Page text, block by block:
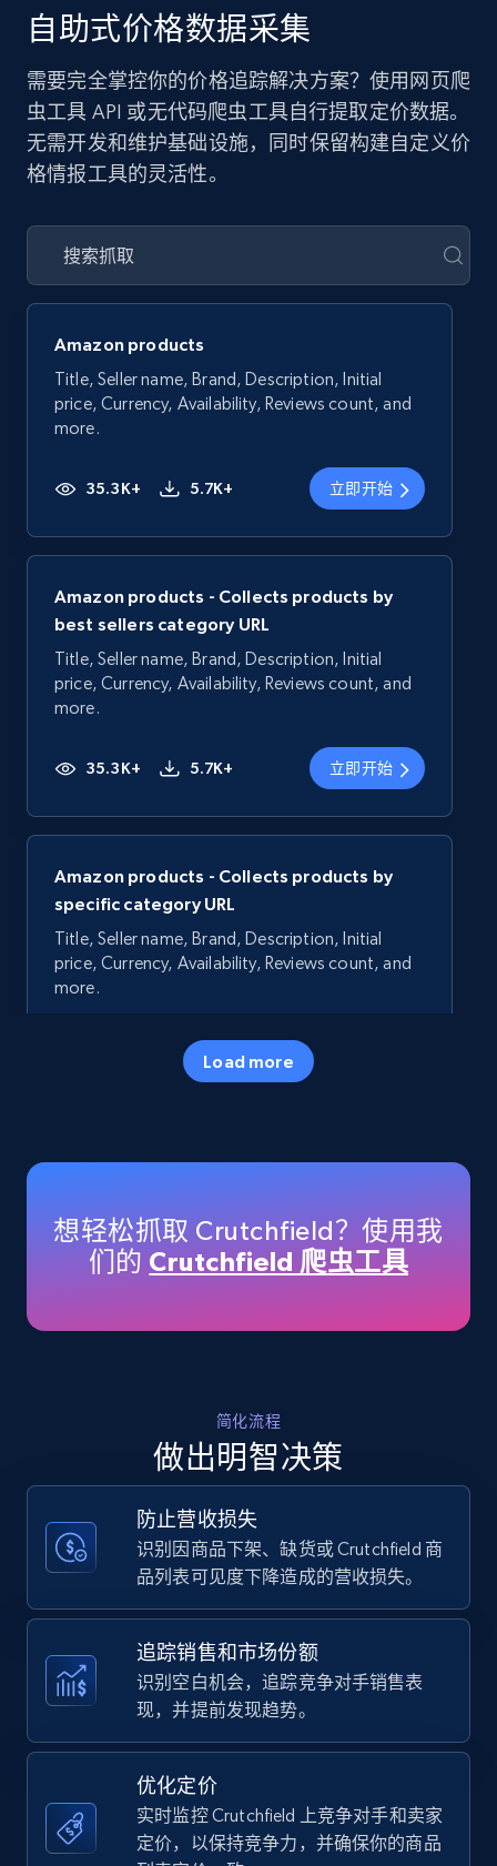
自助式价格数据采集
需要完全掌控你的价格追踪解决方案？使用网页爬
虫工具 API 或无代码爬虫工具自行提取定价数据。
无需开发和维护基础设施，同时保留构建自定义价
格情报工具的灵活性。
Amazon products
Title, Seller name, Brand, Description, Initial
price, Currency, Availability, Reviews count, and
more.
35.3K+ 5.7K+ 立即开始
Amazon products - Collects products by
best sellers category URL
Title, Seller name, Brand, Description, Initial
price, Currency, Availability, Reviews count, and
more.
35.3K+ 5.7K+ 立即开始
Amazon products - Collects products by
specific category URL
Title, Seller name, Brand, Description, Initial
price, Currency, Availability, Reviews count, and
more.
5.7K+
Title, Seller name, Brand, Description, Initial
price, Currency, Availability, Reviews count, and
more.
35.3K+ 5.7K+ 立即开始
Amazon products - find products by using
upc numbers
price, Currency, Availability, Reviews count, and
more.
35.3K+ 5.7K+ 立即开始
Amazon Reviews
URL, Product name, Product rating, Product
rating object, Product rating max, Rating,
Author name, Asin, and more.
7.4K+ 872+
Load more
想轻松抓取 Crutchfield？使用我
们的 Crutchfield 爬虫工具
简化流程
做出明智决策
防止营收损失
识别因商品下架、缺货或 Crutchfield 商
品列表可见度下降造成的营收损失。
追踪销售和市场份额
识别空白机会，追踪竞争对手销售表
现，并提前发现趋势。
优化定价
实时监控 Crutchfield 上竞争对手和卖家
定价，以保持竞争力，并确保你的商品